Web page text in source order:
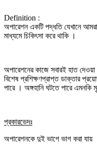
Definition :
অপারেশন একটি পদ্ধতি যেখানে
মাধ্যমে চিকিৎসা করে থাকি ।
অপারেশনের কাজে সবারই হাত
বিশেষ প্রশিক্ষণপ্রাপ্ত ডাক্তার
পারে । অঙ্গহানি ঘটতে পারে এমনকি
প্রকারভেদঃ
অপারেশনকে দুই ভাগে ভাগ করা যায়